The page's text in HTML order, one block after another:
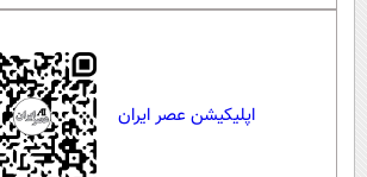
اپلیکیشن عصر ایران